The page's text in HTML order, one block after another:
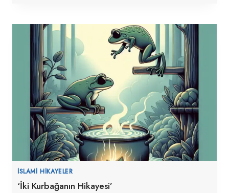
İSLAMI HIKAYELER
‘İki Kurbağanın Hikayesi’